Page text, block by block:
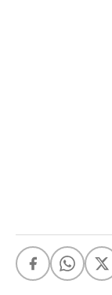
Πάσχα
Retro